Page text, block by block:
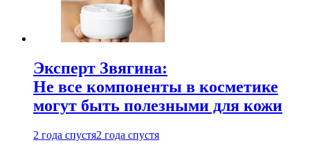
Эксперт Звягина:
Не все компоненты в косметике
могут быть полезными для кожи
2 года спустя2 года спустя